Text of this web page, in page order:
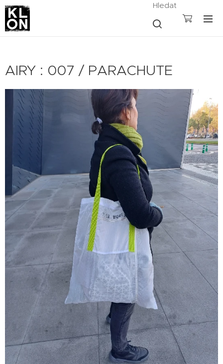
Hledat
AIRY : 007 / PARACHUTE